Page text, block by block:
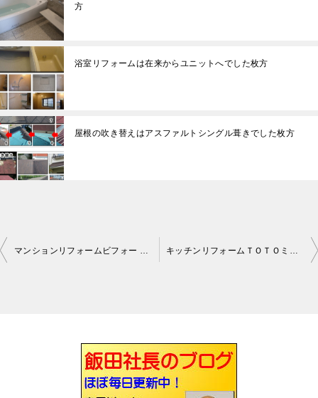
方
浴室リフォームは在来からユニットへでした枚方
屋根の吹き替えはアスファルトシングル葺きでした枚方
ゲ
ー
マンションリフォームビフォー アップします枚方 キッチンリフォームＴＯＴＯミッテ出来上がりました枚方